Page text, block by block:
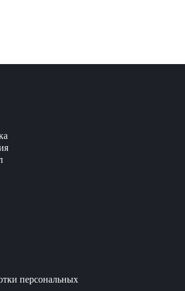
персональных